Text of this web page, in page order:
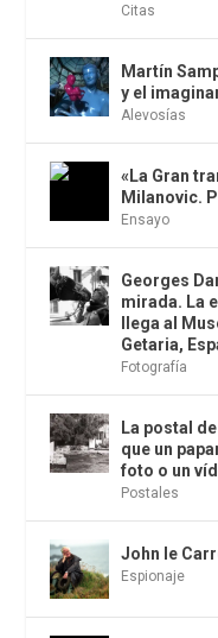
Citas
Martín
y el
Alevosías
«La Gran
Milanovic.
Ensayo
Georges
mirada. La
llega al
Getaria,
Fotografía
La postal
que un
foto o un
Postales
John le
Espionaje